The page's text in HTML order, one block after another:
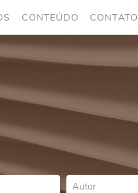
CONTEÚDO CONTATO
Autor